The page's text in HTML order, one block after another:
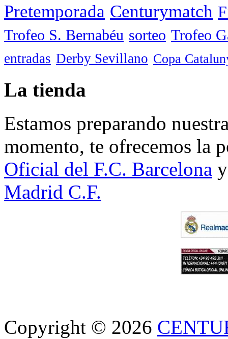
Pretemporada Centurymatch
Trofeo S. Bernabéu sorteo Trofeo
entradas Derby Sevillano Copa
La tienda
Estamos preparando
momento, te ofrecemos la
Oficial del F.C. Barcelona
Madrid C.F.
Copyright © 2026